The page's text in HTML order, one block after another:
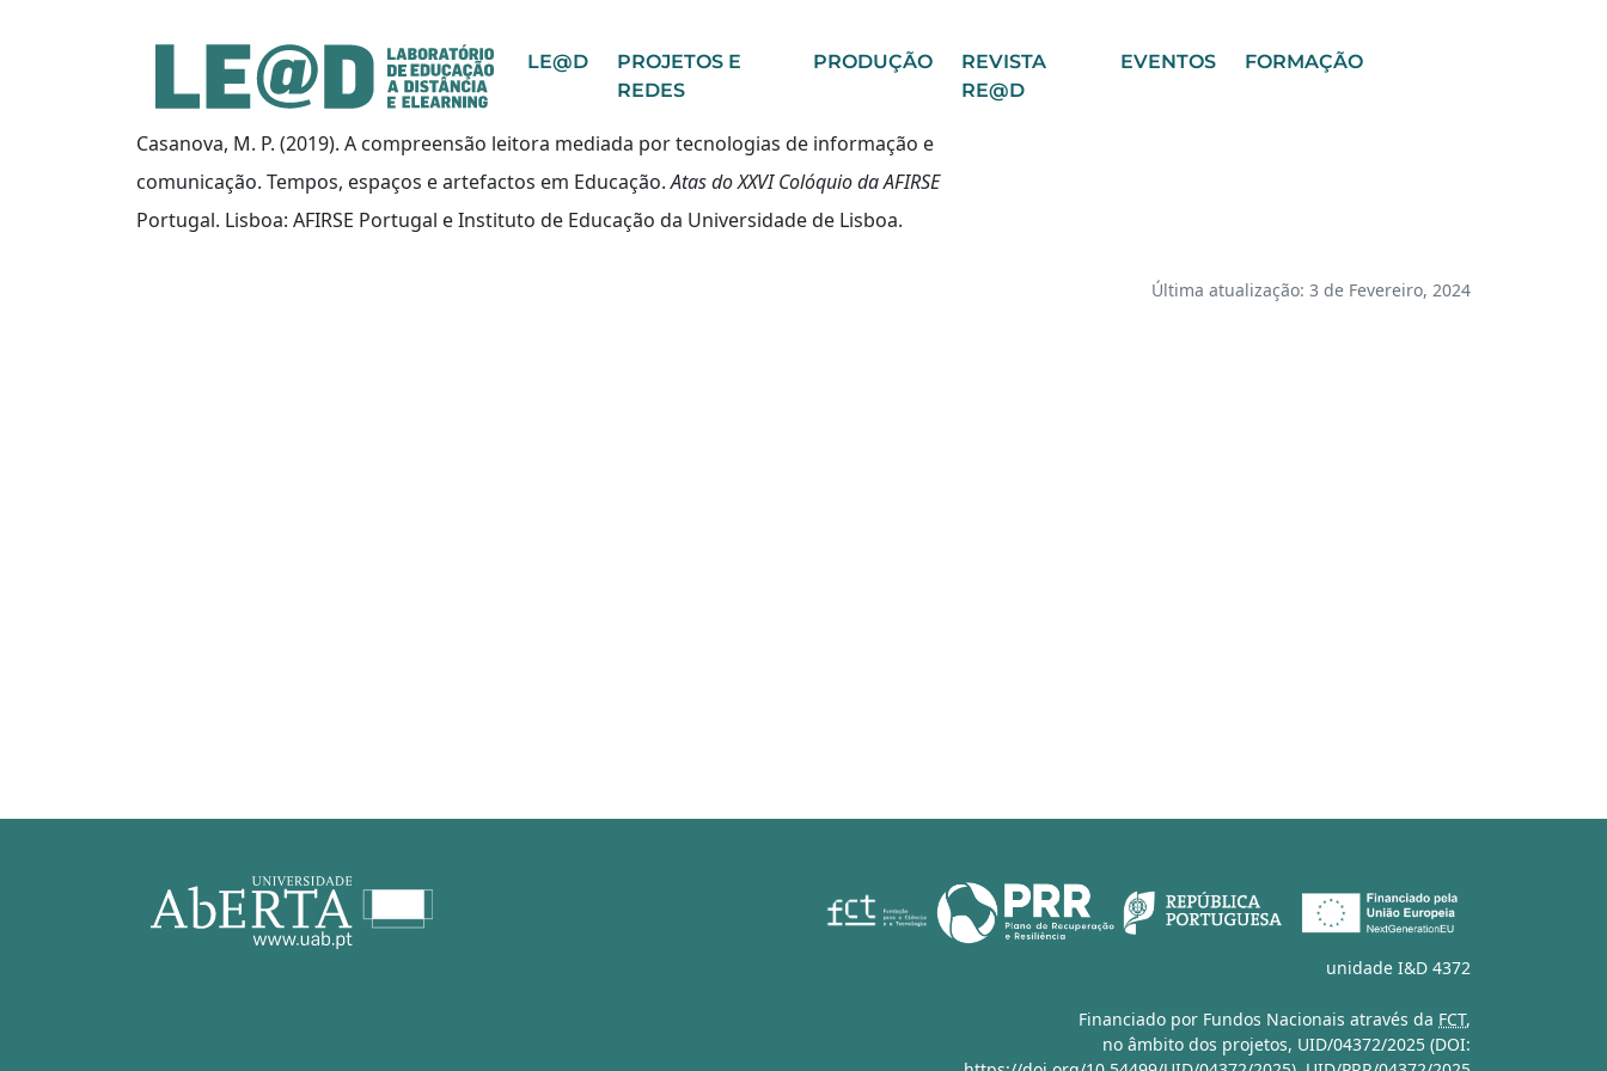
Ir para o conteúdo principal
Informações de acessibilidade LE@D
PROJETOS E
REDES
PRODUÇÃO
REVISTA
RE@D
EVENTOS FORMAÇÃO
Casanova, M. P. (2019). A compreensão leitora mediada por tecnologias de informação e
comunicação. Tempos, espaços e artefactos em Educação.Atas do XXVI Colóquio da AFIRSE
Portugal. Lisboa: AFIRSE Portugal e Instituto de Educação da Universidade de Lisboa.
Última atualização: 3 de Fevereiro, 2024
unidade I&D 4372
Financiado por Fundos Nacionais através da FCT,
no âmbito dos projetos, UID/04372/2025 (DOI: